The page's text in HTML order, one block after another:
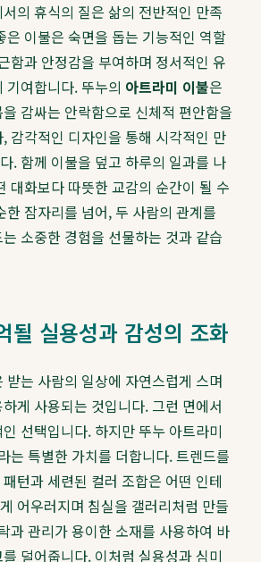
의 휴식의 질은 삶의 전반적인 만족
은 이불은 숙면을 돕는 기능적인 역할
함과 안정감을 부여하며 정서적인 유
기여합니다. 뚜누의 아트라미 이불은
감싸는 안락함으로 신체적 편안함을
감각적인 디자인을 통해 시각적인 만
. 함께 이불을 덮고 하루의 일과를 나
대화보다 따뜻한 교감의 순간이 될 수
한 잠자리를 넘어, 두 사람의 관계를
소중한 경험을 선물하는 것과 같습
될 실용성과 감성의 조화
받는 사람의 일상에 자연스럽게 스며
게 사용되는 것입니다. 그런 면에서
선택입니다. 하지만 뚜누 아트라미
는 특별한 가치를 더합니다. 트렌드를
턴과 세련된 컬러 조합은 어떤 인테
어우러지며 침실을 갤러리처럼 만들
과 관리가 용이한 소재를 사용하여 바
덜어줍니다. 이처럼 실용성과 심미